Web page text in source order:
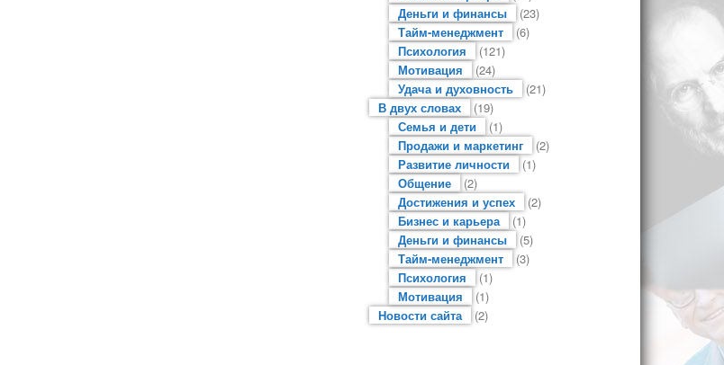
Деньги и финансы
(23)
Тайм-менеджмент
(6)
Психология
(121)
Мотивация
(24)
Удача и духовность
(21)
В двух словах
(19)
Семья и дети
(1)
Продажи и маркетинг
(2)
Развитие личности
(1)
Общение
(2)
Достижения и успех
(2)
Бизнес и карьера
(1)
Деньги и финансы
(5)
Тайм-менеджмент
(3)
Психология
(1)
Мотивация
(1)
Новости сайта
(2)